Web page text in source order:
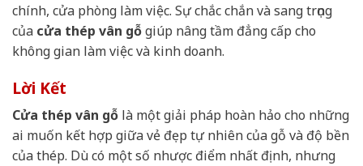
chính, cửa phòng làm việc. Sự chắc chắn và sang trọng
của cửa thép vân gỗgiúp nâng tầm đẳng cấp cho
không gian làm việc và kinh doanh.
Lời Kết
Cửa thép vân gỗ là một giải pháp hoàn hảo cho những
ai muốn kết hợp giữa vẻ đẹp tự nhiên của gỗ và độ bền
của thép. Dù có một số nhược điểm nhất định, nhưng